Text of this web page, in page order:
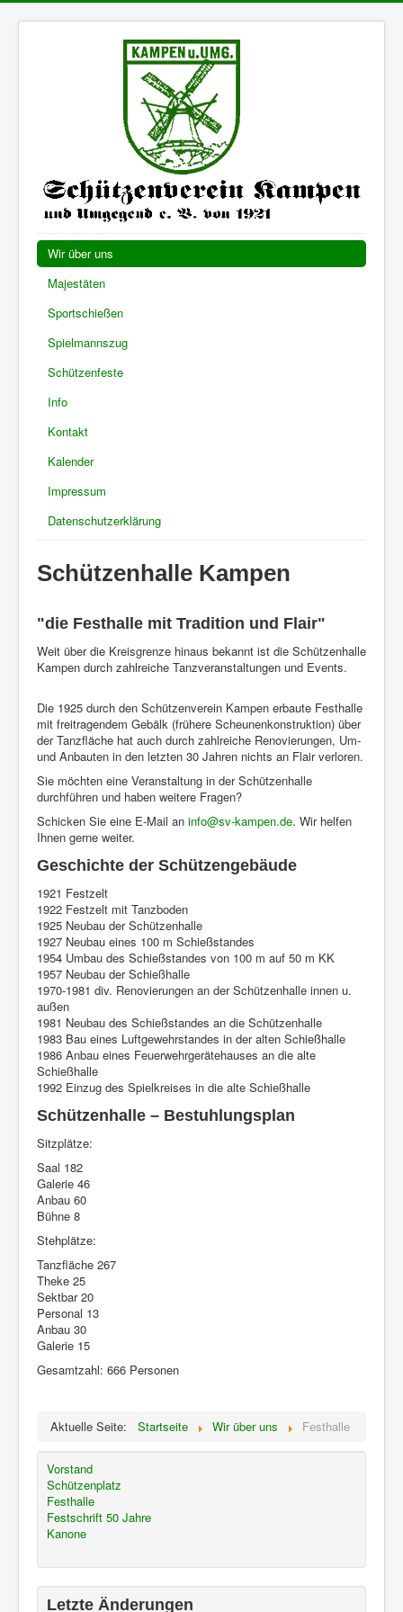
Wir über uns
Majestäten
Sportschießen
Spielmannszug
Schützenfeste
Info
Kontakt
Kalender
Impressum
Datenschutzerklärung
Schützenhalle Kampen
"die Festhalle mit Tradition und Flair"
Weit über die Kreisgrenze hinaus bekannt ist die Schützenhalle
Kampen durch zahlreiche Tanzveranstaltungen und Events.
Die 1925 durch den Schützenverein Kampen erbaute Festhalle
mit freitragendem Gebälk (frühere Scheunenkonstruktion) über
der Tanzfläche hat auch durch zahlreiche Renovierungen, Um-
und Anbauten in den letzten 30 Jahren nichts an Flair verloren.
Sie möchten eine Veranstaltung in der Schützenhalle
durchführen und haben weitere Fragen?
Schicken Sie eine E-Mail an info@sv-kampen.de. Wir helfen
Ihnen gerne weiter.
Geschichte der Schützengebäude
1921 Festzelt
1922 Festzelt mit Tanzboden
1925 Neubau der Schützenhalle
1927 Neubau eines 100 m Schießstandes
1954 Umbau des Schießstandes von 100 m auf 50 m KK
1957 Neubau der Schießhalle
1970-1981 div. Renovierungen an der Schützenhalle innen u.
außen
1981 Neubau des Schießstandes an die Schützenhalle
1983 Bau eines Luftgewehrstandes in der alten Schießhalle
1986 Anbau eines Feuerwehrgerätehauses an die alte
Schießhalle
1992 Einzug des Spielkreises in die alte Schießhalle
Schützenhalle – Bestuhlungsplan
Sitzplätze:
Saal 182
Galerie 46
Anbau 60
Bühne 8
Stehplätze:
Tanzfläche 267
Theke 25
Sektbar 20
Personal 13
Anbau 30
Galerie 15
Gesamtzahl: 666 Personen
Aktuelle Seite: Startseite Wir über uns Festhalle
Vorstand
Schützenplatz
Festhalle
Festschrift 50 Jahre
Kanone
Letzte Änderungen